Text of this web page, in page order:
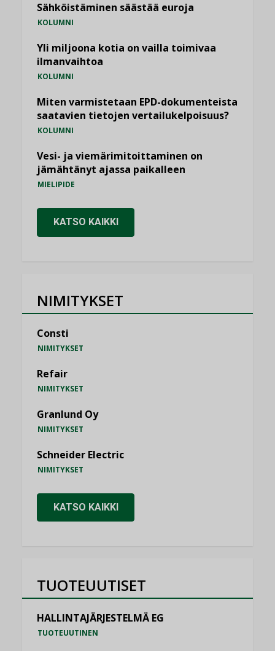
Sähköistäminen säästää euroja
KOLUMNI
Yli miljoona kotia on vailla toimivaa
ilmanvaihtoa
KOLUMNI
Miten varmistetaan EPD-dokumenteista
saatavien tietojen vertailukelpoisuus?
KOLUMNI
Vesi- ja viemärimitoittaminen on
jämähtänyt ajassa paikalleen
MIELIPIDE
KATSO KAIKKI
NIMITYKSET
Consti
NIMITYKSET
Refair
NIMITYKSET
Granlund Oy
NIMITYKSET
Schneider Electric
NIMITYKSET
KATSO KAIKKI
TUOTEUUTISET
HALLINTAJÄRJESTELMÄ EG
TUOTEUUTINEN